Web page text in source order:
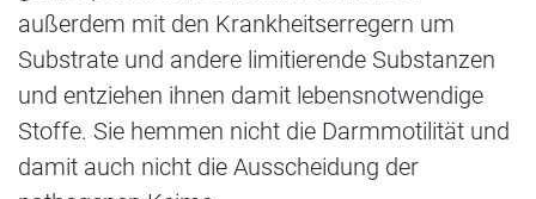
außerdem mit den Krankheitserregern um
Substrate und andere limitierende Substanzen
und entziehen ihnen damit lebensnotwendige
Stoffe. Sie hemmen nicht die Darmmotilität und
damit auch nicht die Ausscheidung der